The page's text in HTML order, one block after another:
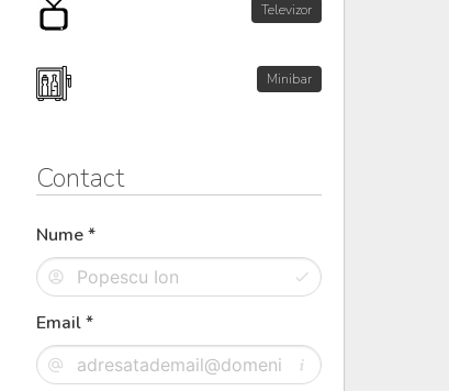
Televizor
Minibar
Contact
Nume *
Email *